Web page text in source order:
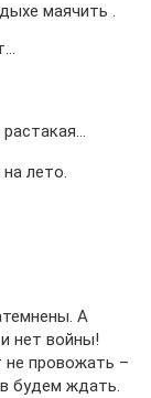
маячить .
лето.
А
нет войны!
провожать –
будем ждать.